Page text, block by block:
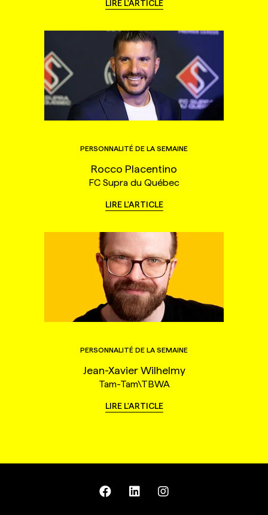
LIRE L'ARTICLE
PERSONNALITÉ DE LA SEMAINE
Rocco Placentino
FC Supra du Québec
LIRE L'ARTICLE
PERSONNALITÉ DE LA SEMAINE
Jean-Xavier Wilhelmy
Tam-Tam\TBWA
LIRE L'ARTICLE